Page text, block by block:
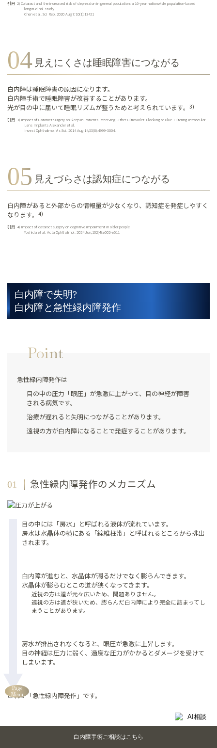
白内障手術ご相談はこちら
Page
Menu
白内障の症状
白内障の原因
白内障の手術
引用 2)Cataract and the increased risk of depression in general population: a 16-year nationwide population-based
longitudinal study
Chen et al. Sci Rep. 2020 Aug 7;10(1):13421
見えにくさは睡眠障害につながる
白内障は睡眠障害の原因になります。
白内障手術で睡眠障害が改善することがあります。
光が目の中に届いて睡眠リズムが整うためと考えられています。 3)
引用 3) Impact of Cataract Surgery on Sleep in Patients Receiving Either Ultraviolet-Blocking or Blue-Filtering Intraocular
Lens Implants Alexander et al.
Invest Ophthalmol Vis Sci. 2014 Aug 14;55(8):4999-5004.
見えづらさは認知症につながる
白内障があると外部からの情報量が少なくなり、認知症を発症しやすく
なります。 4)
引用 4) Impact of cataract surgery on cognitive impairment in older people
Yoshida et al. Acta Ophthalmol. 2024 Jun;102(4):e602-e611
白内障で失明?
白内障と急性緑内障発作
Point
急性緑内障発作は
目の中の圧力「眼圧」が急激に上がって、目の神経が障害
される病気です。
治療が遅れると失明につながることがあります。
遠視の方が白内障になることで発症することがあります。
急性緑内障発作のメカニズム
目の中には「房水」と呼ばれる液体が流れています。
房水は水晶体の横にある「線維柱帯」と呼ばれるところから排出
されます。
白内障が進むと、水晶体が濁るだけでなく膨らんできます。
水晶体が膨らむとこの道が狭くなってきます。
近視の方は道が元々広いため、問題ありません。
遠視の方は道が狭いため、膨らんだ白内障により完全に詰まってし
まうことがあります。
房水が排出されなくなると、眼圧が急激に上昇します。
目の神経は圧力に弱く、過度な圧力がかかるとダメージを受けて
しまいます。
これが「急性緑内障発作」です。
急性緑内障発作が起こりやすい状況